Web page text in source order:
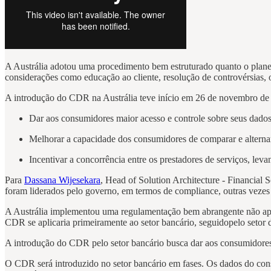
A Austrália adotou uma procedimento bem estruturado quanto o
considerações como educação ao cliente, resolução de
A introdução do CDR na Austrália teve início em 26 de novembro
Dar aos consumidores maior acesso e controle sobre seus
Melhorar a capacidade dos consumidores de comparar e
Incentivar a concorrência entre os prestadores de serviços,
Para Dassana Wijesekara, Head of Solution Architecture - Financial
foram liderados pelo governo, em termos de compliance, outras
A Austrália implementou uma regulamentação bem abrangente não
CDR se aplicaria primeiramente ao setor bancário, seguidopelo setor
A introdução do CDR pelo setor bancário busca dar aos
O CDR será introduzido no setor bancário em fases. Os dados do